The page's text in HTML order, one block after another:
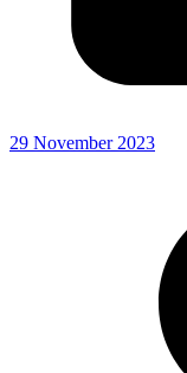
29 November 2023